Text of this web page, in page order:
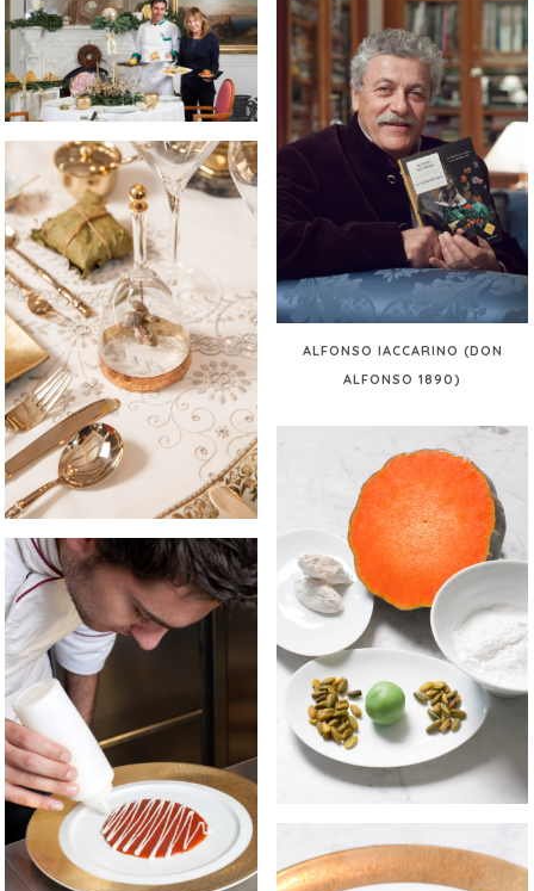
ALFONSO IACCARINO (DON
ALFONSO 1890)